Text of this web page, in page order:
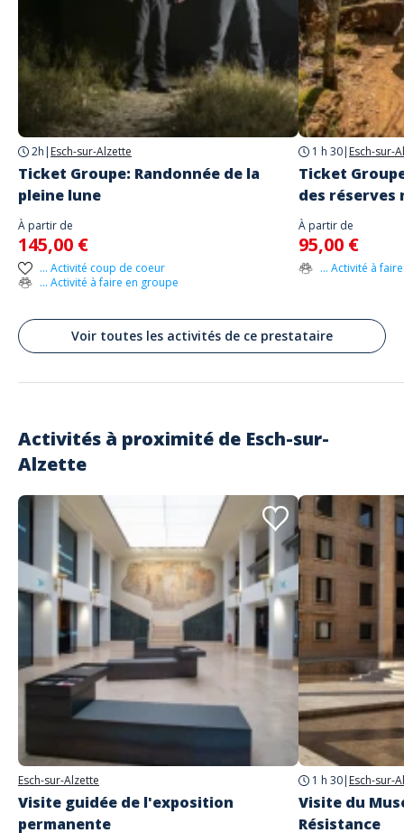
Adresse
Naturschutzzentrum Ellergronn
Centre nature et forêt Ellergronn, Rue Jean-Pierre Bausch, Esch/Alzette,
Luxembourg
Esch-sur-Alzette
Parking
Parking sur place
Transport
Bus: Esch/Alzette, Place Pierre Ponath
2h | Esch-sur-Alzette
Ticket Groupe: Randonnée de la
pleine lune
À partir de
145,00 €
... Activité coup de coeur
... Activité à faire en groupe
1 h 30| Esch-sur-
Ticket
des réserves
À partir de
95,00 €
... Activité à
Voir toutes les activités de ce prestataire
Activités à proximité de Esch-sur-
Alzette
Esch-sur-Alzette
Visite guidée de l'exposition
permanente
1 h 30| Esch-sur-
Visite du
Résistance